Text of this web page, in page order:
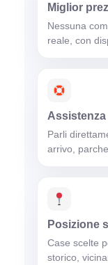
Miglior
Nessuna
reale, con
Assistenza
Parli
arrivo,
Posizione
Case scelte
storico,